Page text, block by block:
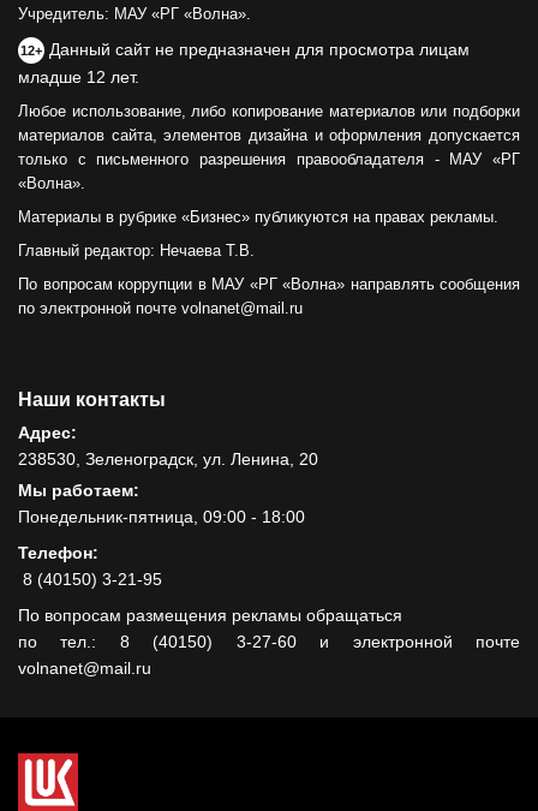
Учредитель: МАУ «РГ «Волна».
12+ Данный сайт не предназначен для просмотра лицам
младше 12 лет.
Любое использование, либо копирование материалов или подборки
материалов сайта, элементов дизайна и оформления допускается
только с письменного разрешения правообладателя - МАУ «РГ
«Волна».
Материалы в рубрике «Бизнес» публикуются на правах рекламы.
Главный редактор: Нечаева Т.В.
По вопросам коррупции в МАУ «РГ «Волна» направлять сообщения
по электронной почте volnanet@mail.ru
Наши контакты
Адрес:
238530, Зеленоградск, ул. Ленина, 20
Мы работаем:
Понедельник-пятница, 09:00 - 18:00
Телефон:
8 (40150) 3-21-95
По вопросам размещения рекламы обращаться
по тел.: 8 (40150) 3-27-60 и электронной почте
volnanet@mail.ru